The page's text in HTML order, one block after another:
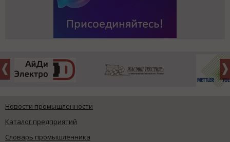
Новости промышленности
Каталог предприятий
Словарь промышленника